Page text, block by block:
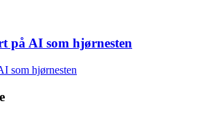
på AI som hjørnesten
som hjørnesten